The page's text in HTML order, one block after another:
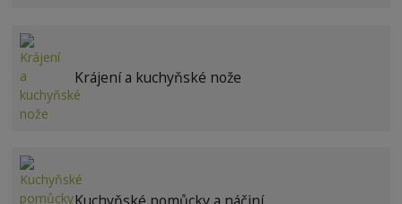
Krájení a kuchyňské nože